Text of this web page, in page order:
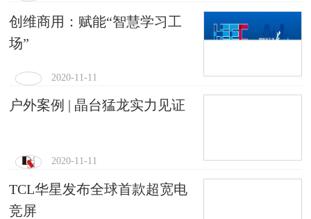
创维商用：赋能“智慧学习工
场”
2020-11-11
户外案例 | 晶台猛龙实力见证
2020-11-11
TCL华星发布全球首款超宽电
竞屏